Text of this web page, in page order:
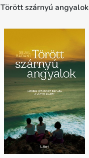
Törött szárnyú angyalok